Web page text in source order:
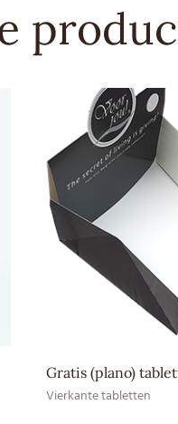
Gratis (plano)
Vierkante tabletten